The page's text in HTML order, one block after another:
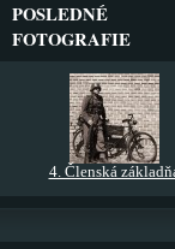
POSLEDNÉ
FOTOGRAFIE
4. Členská